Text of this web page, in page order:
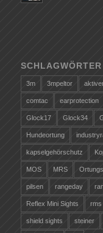
SCHLAGWÖRTER
3m 3mpeltor
comtac earprotection
Glock17 Glock34
Hundeortung
kapselgehörschutz
MOS MRS
pilsen rangeday
Reflex Mini Sights rms
shield sights steiner